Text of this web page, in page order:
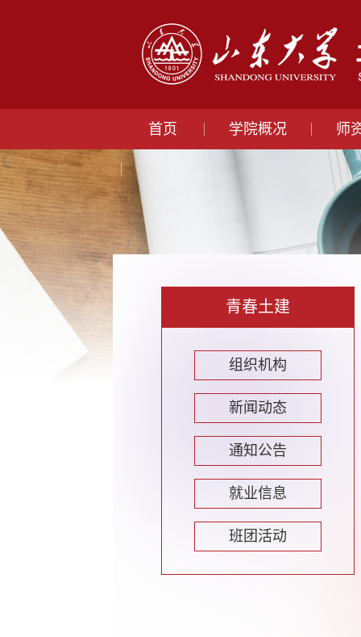
首页 学院概况 师
青春土建
组织机构
新闻动态
通知公告
就业信息
班团活动